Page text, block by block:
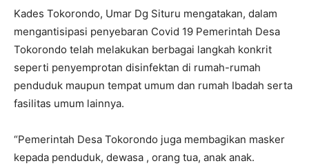
Kades Tokorondo, Umar Dg Situru mengatakan, dalam
mengantisipasi penyebaran Covid 19 Pemerintah Desa
Tokorondo telah melakukan berbagai langkah konkrit
seperti penyemprotan disinfektan di rumah-rumah
penduduk maupun tempat umum dan rumah Ibadah serta
fasilitas umum lainnya.
“Pemerintah Desa Tokorondo juga membagikan masker
kepada penduduk, dewasa , orang tua, anak anak.